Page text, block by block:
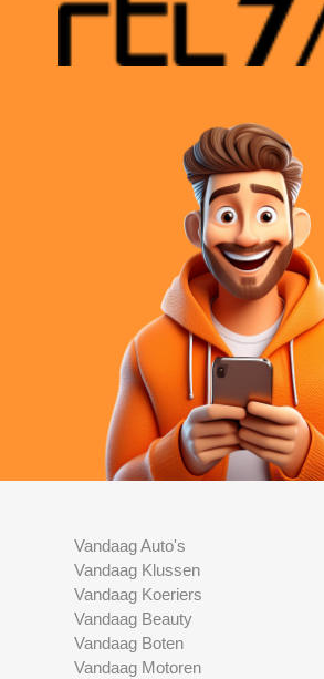
Vandaag Auto's
Vandaag Klussen
Vandaag Koeriers
Vandaag Beauty
Vandaag Boten
Vandaag Motoren